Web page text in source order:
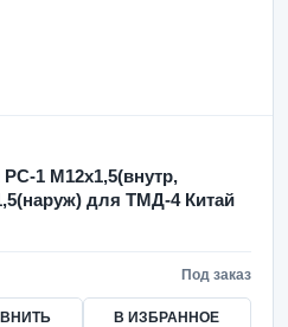
1 М12х1,5(внутр,
для ТМД-4 Китай
Под заказ
В ИЗБРАННОЕ